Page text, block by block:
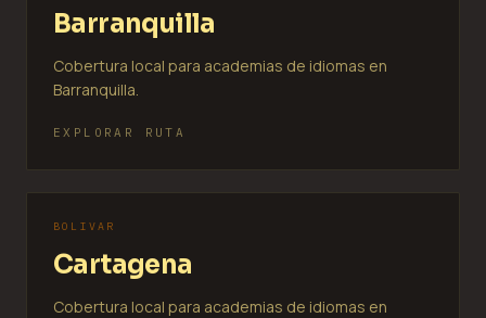
Barranquilla
Cobertura local para academias de idiomas en
Barranquilla.
EXPLORAR RUTA
BOLIVAR
Cartagena
Cobertura local para academias de idiomas en